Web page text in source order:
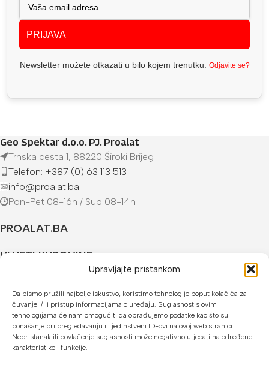
Upravljajte pristankom
Da bismo pružili najbolje iskustvo, koristimo tehnologije poput kolačića za
čuvanje i/ili pristup informacijama o uređaju. Suglasnost s ovim
tehnologijama će nam omogućiti da obrađujemo podatke kao što su
ponašanje pri pregledavanju ili jedinstveni ID-ovi na ovoj web stranici.
Nepristanak ili povlačenje suglasnosti može negativno utjecati na određene
karakteristike i funkcije.
PRIJAVA
Newsletter možete otkazati u bilo kojem trenutku. Odjavite se?
Geo Spektar d.o.o. PJ. Proalat
Trnska cesta 1, 88220 Široki Brijeg
Telefon: +387 (0) 63 113 513
info@proalat.ba
Pon-Pet 08-16h / Sub 08-14h
PROALAT.BA
UVJETI KUPOVINE
U našoj web trgovini možete platiti:
Kreditnim karticama jednokratno ili do 24 rate
Općom uplatnicom, virmanom, internet bankarstvom